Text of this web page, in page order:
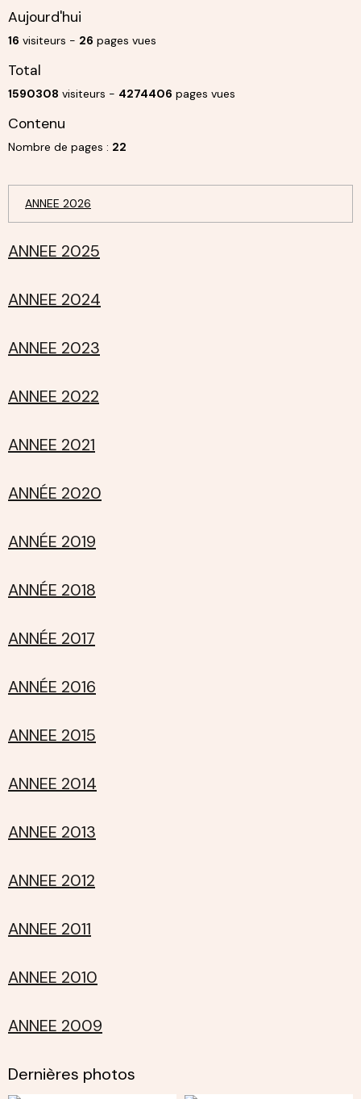
Aujourd'hui
16 visiteurs - 26 pages vues
Total
1590308 visiteurs - 4274406 pages vues
Contenu
Nombre de pages : 22
ANNEE 2026
ANNEE 2025
ANNEE 2024
ANNEE 2023
ANNEE 2022
ANNEE 2021
ANNÉE 2020
ANNÉE 2019
ANNÉE 2018
ANNÉE 2017
ANNÉE 2016
ANNEE 2015
ANNEE 2014
ANNEE 2013
ANNEE 2012
ANNEE 2011
ANNEE 2010
ANNEE 2009
Dernières photos